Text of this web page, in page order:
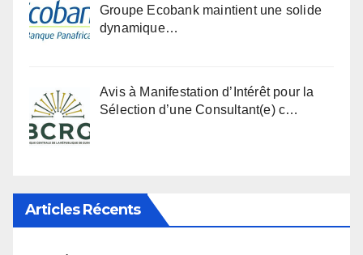
Groupe Ecobank maintient une solide
dynamique…
Avis à Manifestation d’Intérêt pour la
Sélection d’une Consultant(e) c…
Articles Récents